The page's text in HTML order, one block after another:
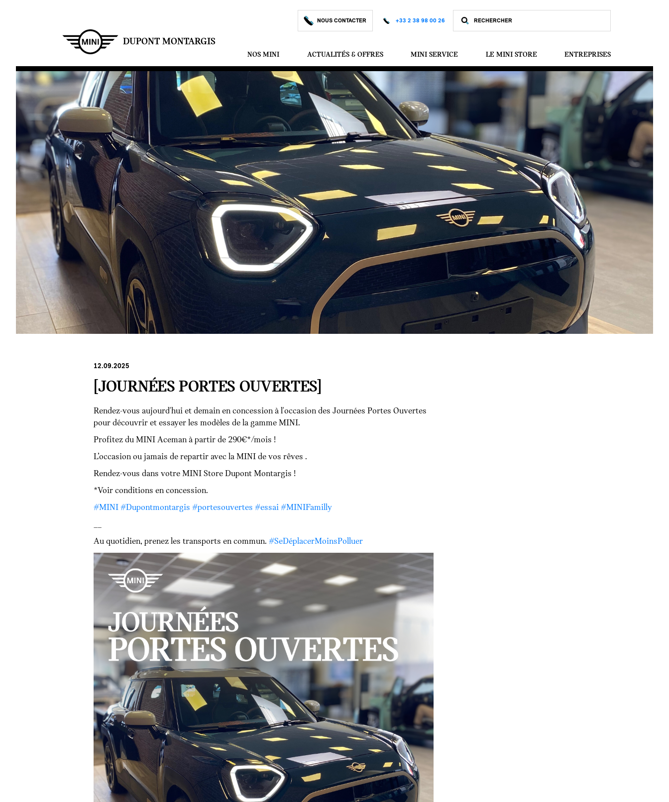
DUPONT MONTARGIS
NOUS CONTACTER +33 2 38 98 00 26
NOS MINI ACTUALITÉS & OFFRES MINI SERVICE LE MINI STORE ENTREPRISES
12.09.2025
[JOURNÉES PORTES OUVERTES]
Rendez-vous aujourd'hui et demain en concession à l'occasion des Journées Portes Ouvertes
pour découvrir et essayer les modèles de la gamme MINI.
Profitez du MINI Aceman à partir de 290€*/mois !
L’occasion ou jamais de repartir avec la MINI de vos rêves .
Rendez-vous dans votre MINI Store Dupont Montargis !
*Voir conditions en concession.
#MINI #Dupontmontargis #portesouvertes #essai #MINIFamilly
Au quotidien, prenez les transports en commun.#SeDéplacerMoinsPolluer